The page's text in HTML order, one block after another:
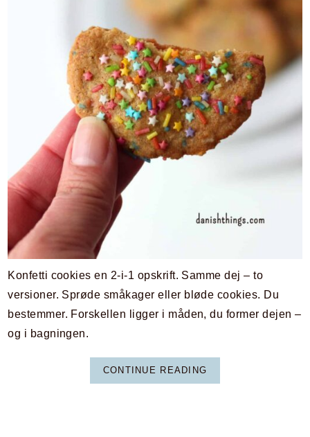
Konfetti cookies en 2-i-1 opskrift. Samme dej – to
versioner. Sprøde småkager eller bløde cookies. Du
bestemmer. Forskellen ligger i måden, du former dejen –
og i bagningen.
CONTINUE READING